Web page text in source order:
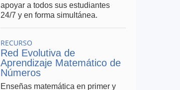
apoyar a todos sus estudiantes
24/7 y en forma simultánea.
RECURSO
Red Evolutiva de
Aprendizaje Matemático de
Números
Enseñas matemática en primer y